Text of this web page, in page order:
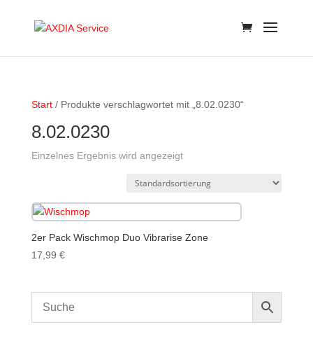
Start/ Produkte verschlagwortet mit „8.02.0230“
8.02.0230
Einzelnes Ergebnis wird angezeigt
2er Pack Wischmop Duo Vibrarise Zone
17,99 €